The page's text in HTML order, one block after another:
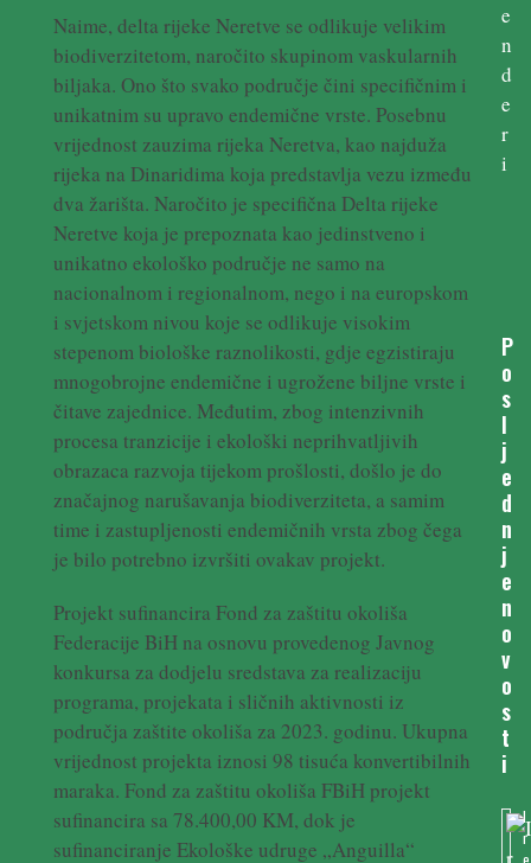
Naime, delta rijeke Neretve se odlikuje velikim
biodiverzitetom, naročito skupinom vaskularnih
biljaka. Ono što svako područje čini specifičnim i
unikatnim su upravo endemične vrste. Posebnu
vrijednost zauzima rijeka Neretva, kao najduža
rijeka na Dinaridima koja predstavlja vezu između
dva žarišta. Naročito je specifična Delta rijeke
Neretve koja je prepoznata kao jedinstveno i
unikatno ekološko područje ne samo na
nacionalnom i regionalnom, nego i na europskom
i svjetskom nivou koje se odlikuje visokim
stepenom biološke raznolikosti, gdje egzistiraju
mnogobrojne endemične i ugrožene biljne vrste i
čitave zajednice. Međutim, zbog intenzivnih
procesa tranzicije i ekološki neprihvatljivih
obrazaca razvoja tijekom prošlosti, došlo je do
značajnog narušavanja biodiverziteta, a samim
time i zastupljenosti endemičnih vrsta zbog čega
je bilo potrebno izvršiti ovakav projekt.
Projekt sufinancira Fond za zaštitu okoliša
Federacije BiH na osnovu provedenog Javnog
konkursa za dodjelu sredstava za realizaciju
programa, projekata i sličnih aktivnosti iz
područja zaštite okoliša za 2023. godinu. Ukupna
vrijednost projekta iznosi 98 tisuća konvertibilnih
maraka. Fond za zaštitu okoliša FBiH projekt
sufinancira sa 78.400,00 KM, dok je
sufinanciranje Ekološke udruge „Anguilla“
e
n
d
e
r
i
P
o
s
l
j
e
d
n
j
e
n
o
v
o
s
t
i
I
r
e